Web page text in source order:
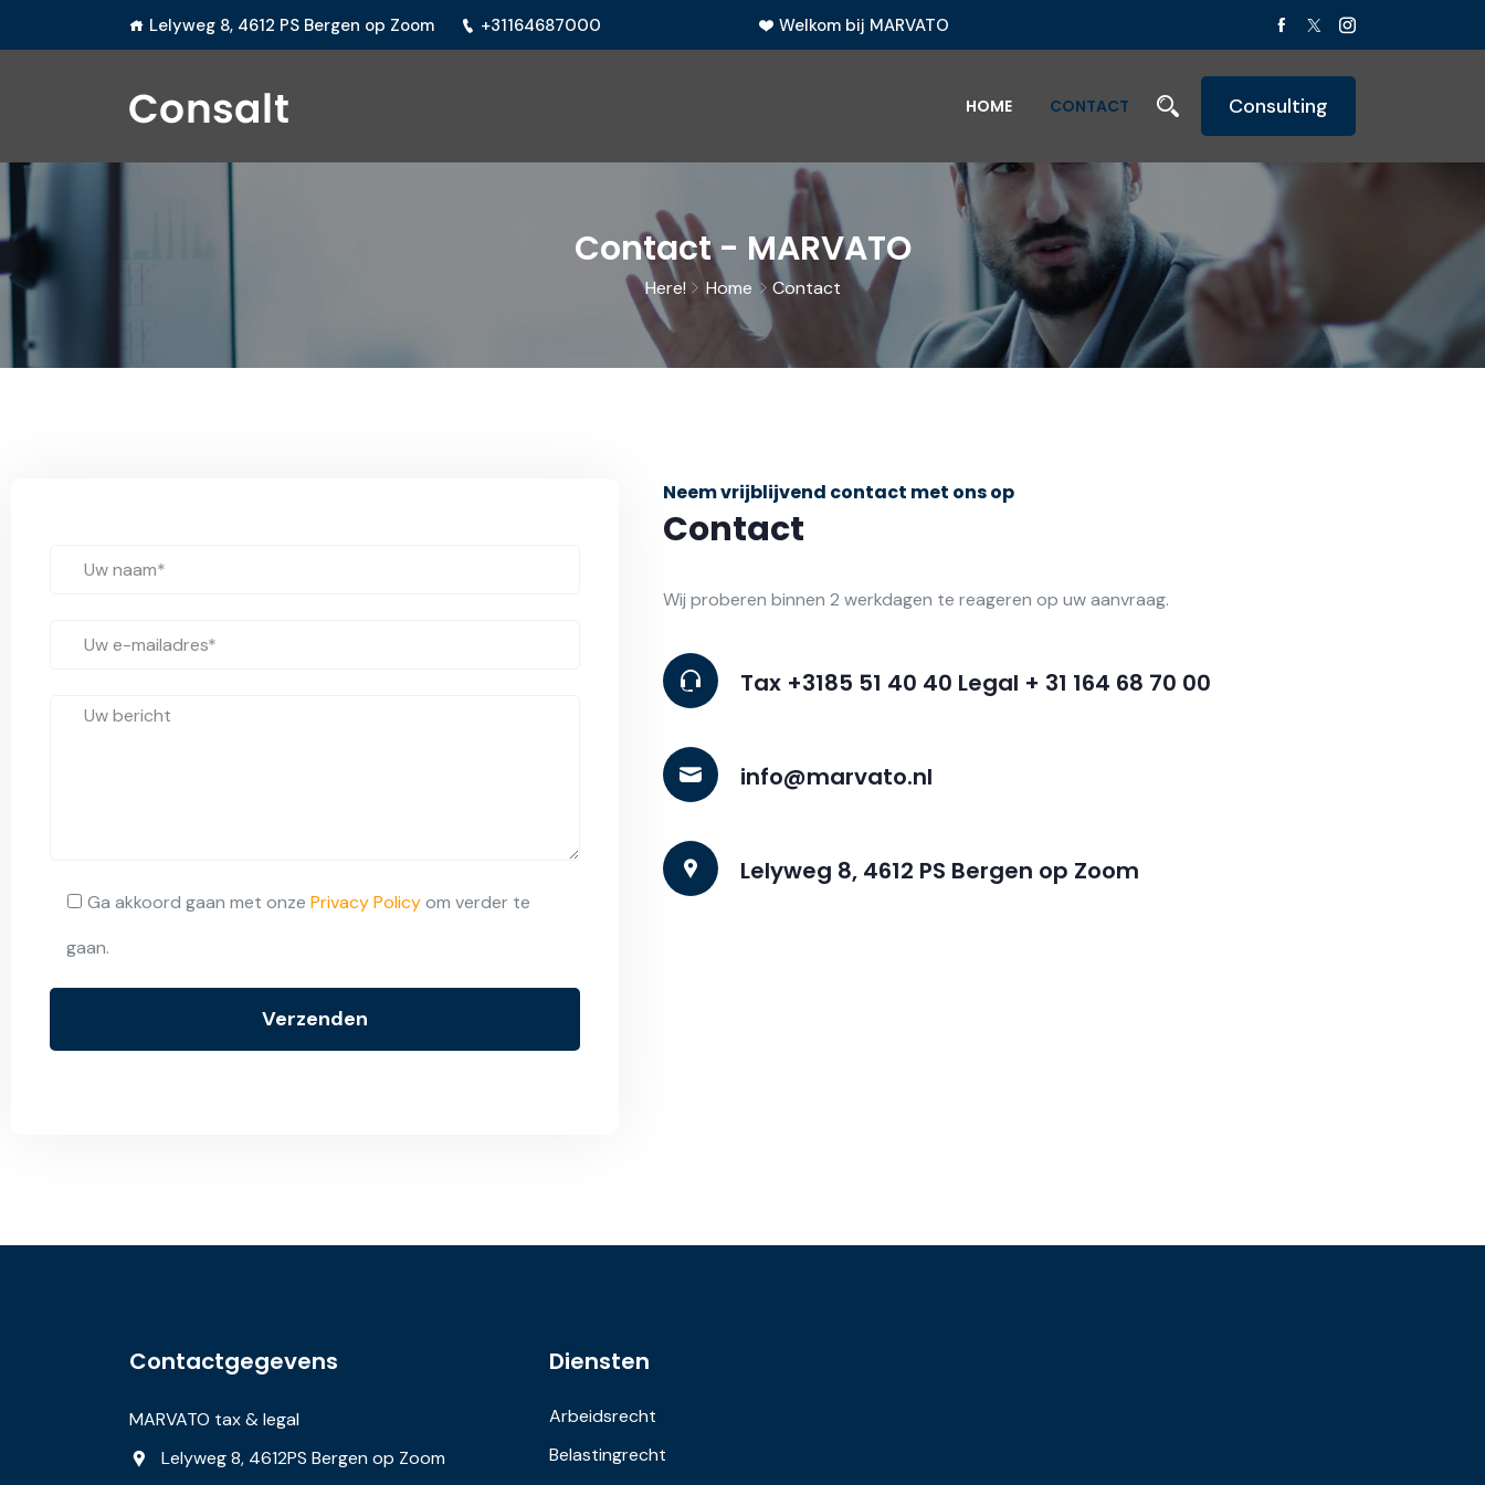
Lelyweg 8, 4612 PS Bergen op Zoom +31164687000 Welkom bij MARVATO
HOME CONTACT Consulting
Contact - MARVATO
Here! Home Contact
Ga akkoord gaan met onze Privacy Policyom verder te
gaan.
Verzenden
Neem vrijblijvend contact met ons op
Contact
Wij proberen binnen 2 werkdagen te reageren op uw aanvraag.
Tax +3185 51 40 40 Legal + 31 164 68 70 00
info@marvato.nl
Lelyweg 8, 4612 PS Bergen op Zoom
Contactgegevens
MARVATO tax & legal
Lelyweg 8, 4612PS Bergen op Zoom
Diensten
Arbeidsrecht
Belastingrecht